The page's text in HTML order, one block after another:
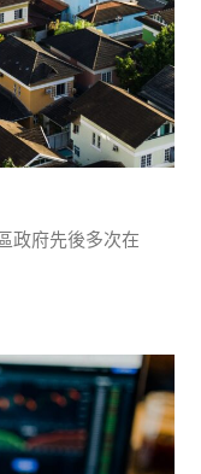
政府先後多次在